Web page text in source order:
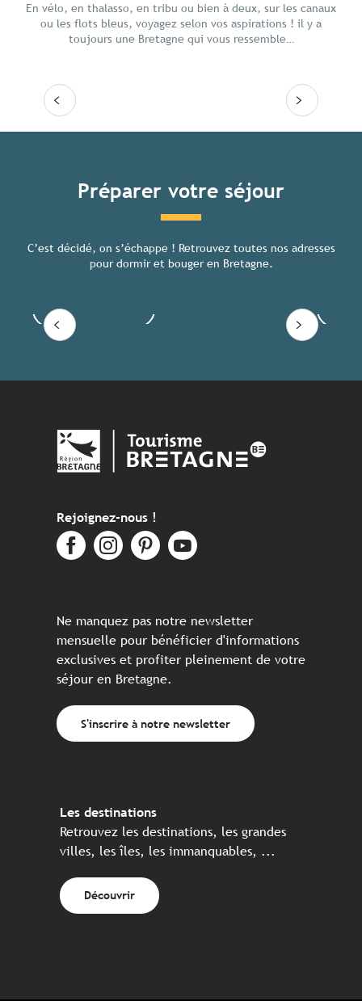
En vélo, en thalasso, en tribu ou bien à deux, sur les canaux
ou les flots bleus, voyagez selon vos aspirations ! il y a
toujours une Bretagne qui vous ressemble…
Lire la suite
Préparer votre séjour
C’est décidé, on s’échappe ! Retrouvez toutes nos adresses
pour dormir et bouger en Bretagne.
Tous les hébergements
Voir les offres
Rejoignez-nous !
Ne manquez pas notre newsletter
mensuelle pour bénéficier d'informations
exclusives et profiter pleinement de votre
séjour en Bretagne.
S'inscrire à notre newsletter
Les destinations
Retrouvez les destinations, les grandes
villes, les îles, les immanquables, ...
Découvrir